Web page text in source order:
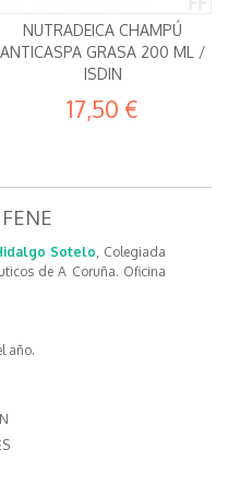
NUTRADEICA CHAMPÚ
ANTICASPA GRASA 200 ML /
ISDIN
17,50 €
Sotelo, Colegiada
de A Coruña. Oficina
año.